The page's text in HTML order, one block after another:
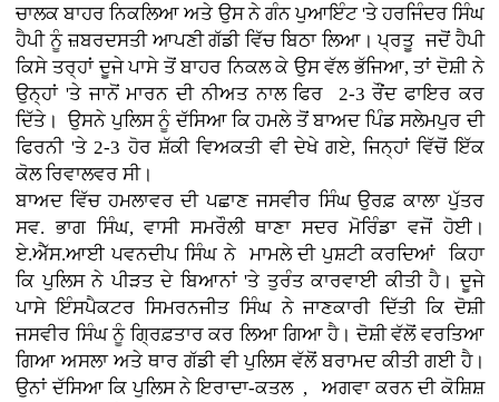
ਚਾਲਕ ਬਾਹਰ ਨਿਕਲਿਆ ਅਤੇ ਉਸ ਨੇ ਗੰਨ ਪੁਆਇੰਟ 'ਤੇ ਹਰਜਿੰਦਰ ਸਿੰਘ
ਹੈਪੀ ਨੂੰ ਜ਼ਬਰਦਸਤੀ ਆਪਣੀ ਗੱਡੀ ਵਿੱਚ ਬਿਠਾ ਲਿਆ। ਪ੍ਰਤੂ ਜਦੋਂ ਹੈਪੀ
ਕਿਸੇ ਤਰ੍ਹਾਂ ਦੂਜੇ ਪਾਸੇ ਤੋਂ ਬਾਹਰ ਨਿਕਲ ਕੇ ਉਸ ਵੱਲ ਭੱਜਿਆ, ਤਾਂ ਦੋਸ਼ੀ ਨੇ
ਉਨ੍ਹਾਂ 'ਤੇ ਜਾਨੋਂ ਮਾਰਨ ਦੀ ਨੀਅਤ ਨਾਲ ਫਿਰ 2-3 ਰੌਂਦ ਫਾਇਰ ਕਰ
ਦਿੱਤੇ। ਉਸਨੇ ਪੁਲਿਸ ਨੂੰ ਦੱਸਿਆ ਕਿ ਹਮਲੇ ਤੋਂ ਬਾਅਦ ਪਿੰਡ ਸਲੇਮਪੁਰ ਦੀ
ਫਿਰਨੀ 'ਤੇ 2-3 ਹੋਰ ਸ਼ੱਕੀ ਵਿਅਕਤੀ ਵੀ ਦੇਖੇ ਗਏ, ਜਿਨ੍ਹਾਂ ਵਿੱਚੋਂ ਇੱਕ
ਕੋਲ ਰਿਵਾਲਵਰ ਸੀ।
ਬਾਅਦ ਵਿੱਚ ਹਮਲਾਵਰ ਦੀ ਪਛਾਣ ਜਸਵੀਰ ਸਿੰਘ ਉਰਫ਼ ਕਾਲਾ ਪੁੱਤਰ
ਸਵ. ਭਾਗ ਸਿੰਘ, ਵਾਸੀ ਸਮਰੌਲੀ ਥਾਣਾ ਸਦਰ ਮੋਰਿੰਡਾ ਵਜੋਂ ਹੋਈ।
ਏ.ਐੱਸ.ਆਈ ਪਵਨਦੀਪ ਸਿੰਘ ਨੇ ਮਾਮਲੇ ਦੀ ਪੁਸ਼ਟੀ ਕਰਦਿਆਂ ਕਿਹਾ
ਕਿ ਪੁਲਿਸ ਨੇ ਪੀੜਤ ਦੇ ਬਿਆਨਾਂ 'ਤੇ ਤੁਰੰਤ ਕਾਰਵਾਈ ਕੀਤੀ ਹੈ। ਦੂਜੇ
ਪਾਸੇ ਇੰਸਪੈਕਟਰ ਸਿਮਰਨਜੀਤ ਸਿੰਘ ਨੇ ਜਾਣਕਾਰੀ ਦਿੱਤੀ ਕਿ ਦੋਸ਼ੀ
ਜਸਵੀਰ ਸਿੰਘ ਨੂੰ ਗ੍ਰਿਫ਼ਤਾਰ ਕਰ ਲਿਆ ਗਿਆ ਹੈ। ਦੋਸ਼ੀ ਵੱਲੋਂ ਵਰਤਿਆ
ਗਿਆ ਅਸਲਾ ਅਤੇ ਥਾਰ ਗੱਡੀ ਵੀ ਪੁਲਿਸ ਵੱਲੋਂ ਬਰਾਮਦ ਕੀਤੀ ਗਈ ਹੈ।
ਉਨਾਂ ਦੱਸਿਆ ਕਿ ਪੁਲਿਸ ਨੇ ਇਰਾਦਾ-ਕਤਲ , ਅਗਵਾ ਕਰਨ ਦੀ ਕੋਸ਼ਿਸ਼